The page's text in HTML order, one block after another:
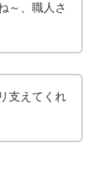
～、職人さ
支えてくれ